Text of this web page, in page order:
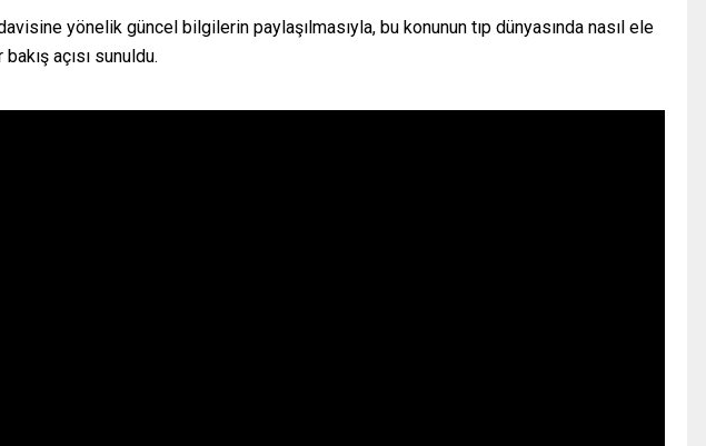
yönelik güncel bilgilerin paylaşılmasıyla, bu konunun tıp dünyasında nasıl ele
açısı sunuldu.